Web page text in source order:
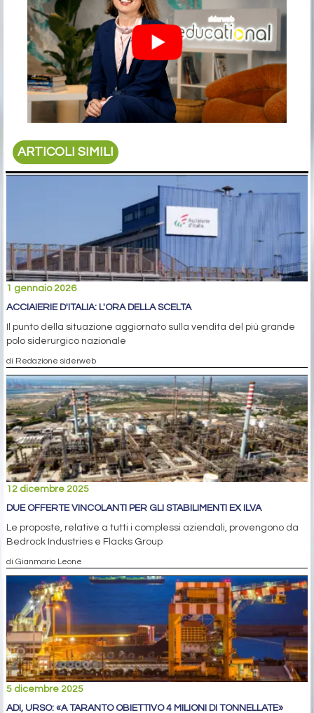
ARTICOLI SIMILI
1 gennaio 2026
ACCIAIERIE D'ITALIA: L'ORA DELLA SCELTA
Il punto della situazione aggiornato sulla vendita del più grande
polo siderurgico nazionale
di Redazione siderweb
12 dicembre 2025
DUE OFFERTE VINCOLANTI PER GLI STABILIMENTI EX ILVA
Le proposte, relative a tutti i complessi aziendali, provengono da
Bedrock Industries e Flacks Group
di Gianmario Leone
5 dicembre 2025
ADI, URSO: «A TARANTO OBIETTIVO 4 MILIONI DI TONNELLATE»